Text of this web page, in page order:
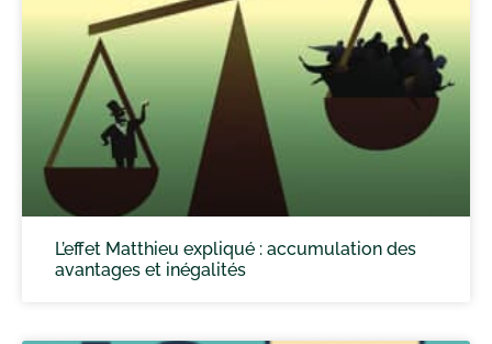
L’effet Matthieu expliqué : accumulation des
avantages et inégalités